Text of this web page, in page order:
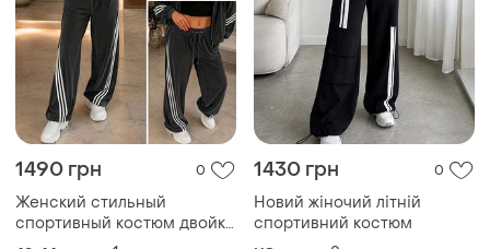
1490 грн 0
Женский стильный
спортивный костюм двойка
кофта на молнии + штаны
ткань велюр
42-44 и еще
1430 грн
Новий жіночий літній
спортивний костюм
ХS и еще
Загружайте приложение